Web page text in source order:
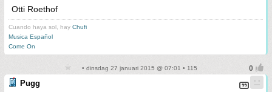
Otti Roethof
Cuando haya sol, hay Chufi
Musica Español
Come On
• dinsdag 27 januari 2015 @ 07:01 • 115
Pugg